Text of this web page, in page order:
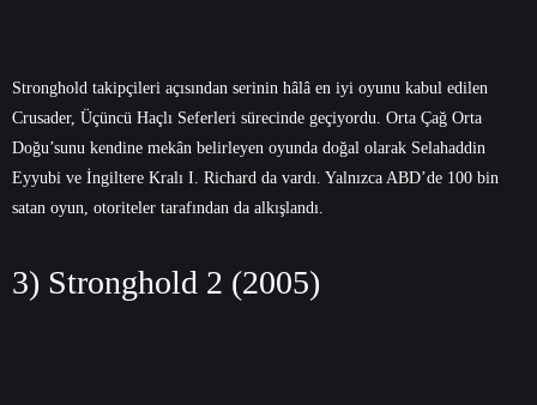
Stronghold takipçileri açısından serinin hâlâ en iyi oyunu kabul edilen
Crusader, Üçüncü Haçlı Seferleri sürecinde geçiyordu. Orta Çağ Orta
Doğu’sunu kendine mekân belirleyen oyunda doğal olarak Selahaddin
Eyyubi ve İngiltere Kralı I. Richard da vardı. Yalnızca ABD’de 100 bin
satan oyun, otoriteler tarafından da alkışlandı.
3) Stronghold 2 (2005)